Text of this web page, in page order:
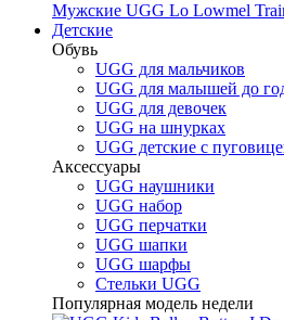
Мужские UGG Lo Lowmel
Детские
Обувь
UGG для мальчиков
UGG для малышей до
UGG для девочек
UGG на шнурках
UGG детские с
Аксессуары
UGG наушники
UGG набор
UGG перчатки
UGG шапки
UGG шарфы
Стельки UGG
Популярная модель недели